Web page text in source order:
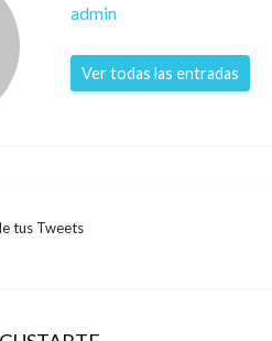
admin
Ver todas las entradas
tus Tweets